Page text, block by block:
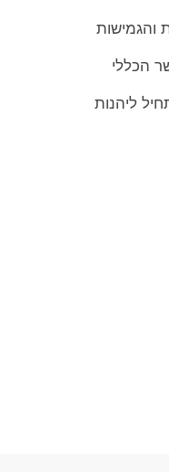
הכללי
ליהנות